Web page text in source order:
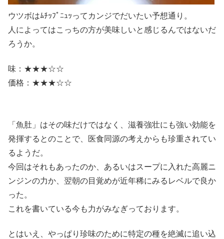
ウツボはﾑﾁｯﾌﾟﾆｭｯってカンジでだいたい予想通り。
人によってはこっちの方が美味しいと感じるんではないだ
ろうか。
味：★★★☆☆
価格：★★★☆☆
「魚肚」はその味だけではなく、滋養強壮にも強い効能を
発揮するとのことで、医食同源の考えからも珍重されてい
るようだ。
今回はそれもあったのか、あるいはスープに入れた高麗ニ
ンジンの力か、翌朝の目覚めが近年稀にみるレベルで良か
った。
これを書いている今も力がみなぎっております。
とはいえ、やっぱり珍味のために特定の種を絶滅に追い込